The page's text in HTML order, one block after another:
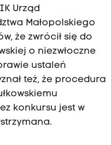
Urząd
Małopolskiego
że zwrócił się do
o niezwłoczne
ustaleń
też, że procedura
konkursu jest w